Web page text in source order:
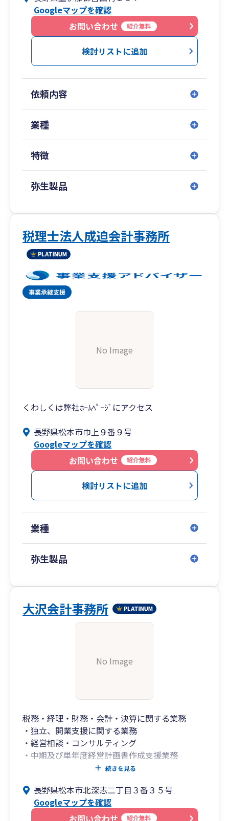
るよう経理サポート・経営支援体制にも力をいれ
・業種に詳しい経験豊富なスペシャリストが対応
いたします。
・経理をITで自動化、さらに効率化したいとお考
えの意欲の高い事業者様を歓迎します。
・MAS監査にも力を入れており、経営支援をバッ
の方、さらなる業績アップを目指したい経営者の
方、業績が伸び悩んでいる経営者の方、企業の状
況に応じて個別対応させていただきます。
Googleマップを確認
お問い合わせ
紹介無料
検討リストに追加
依頼内容
業種
特徴
弥生製品
税理士法人成迫会計事務所
No Image
くわしくは弊社ﾎｰﾑﾍﾟｰｼﾞにアクセス
長野県松本市巾上９番９号
Googleマップを確認
お問い合わせ
紹介無料
検討リストに追加
業種
弥生製品
大沢会計事務所
No Image
税務・経理・財務・会計・決算に関する業務
・独立、開業支援に関する業務
・経営相談・コンサルティング
・中期及び単年度経営計画書作成支援業務
・相続税の申告等資産税に関する業務
続きを見る
長野県松本市北深志二丁目３番３５号
Googleマップを確認
お問い合わせ
紹介無料